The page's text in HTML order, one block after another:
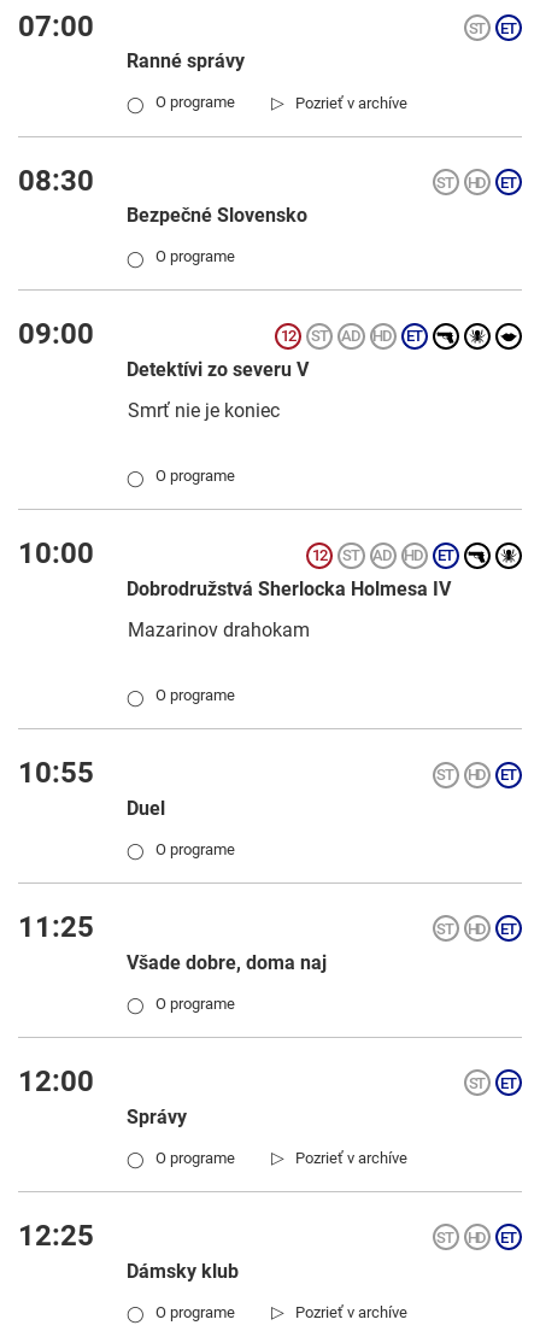
07:00
Ranné správy
▷ Pozrieť v archíve
◯ O programe
08:30
Bezpečné Slovensko
◯ O programe
09:00
Detektívi zo severu V
Smrť nie je koniec
◯ O programe
10:00
Dobrodružstvá Sherlocka Holmesa IV
Mazarinov drahokam
◯ O programe
10:55
Duel
◯ O programe
11:25
Všade dobre, doma naj
◯ O programe
12:00
Správy
▷ Pozrieť v archíve
◯ O programe
12:25
Dámsky klub
▷ Pozrieť v archíve
◯ O programe